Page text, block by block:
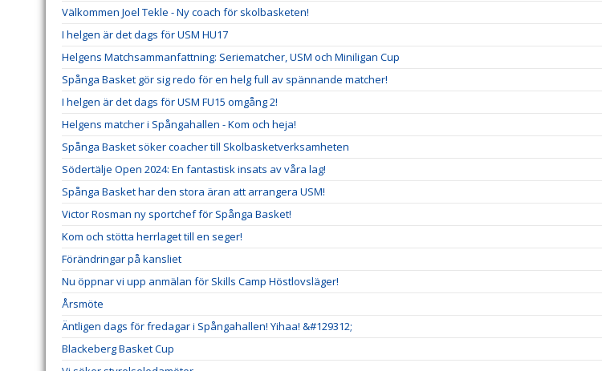
Välkommen Joel Tekle - Ny coach för skolbasketen!
I helgen är det dags för USM HU17
Helgens Matchsammanfattning: Seriematcher, USM och Miniligan Cup
Spånga Basket gör sig redo för en helg full av spännande matcher!
I helgen är det dags för USM FU15 omgång 2!
Helgens matcher i Spångahallen - Kom och heja!
Spånga Basket söker coacher till Skolbasketverksamheten
Södertälje Open 2024: En fantastisk insats av våra lag!
Spånga Basket har den stora äran att arrangera USM!
Victor Rosman ny sportchef för Spånga Basket!
Kom och stötta herrlaget till en seger!
Förändringar på kansliet
Nu öppnar vi upp anmälan för Skills Camp Höstlovsläger!
Årsmöte
Äntligen dags för fredagar i Spångahallen! Yihaa! &#129312;
Blackeberg Basket Cup